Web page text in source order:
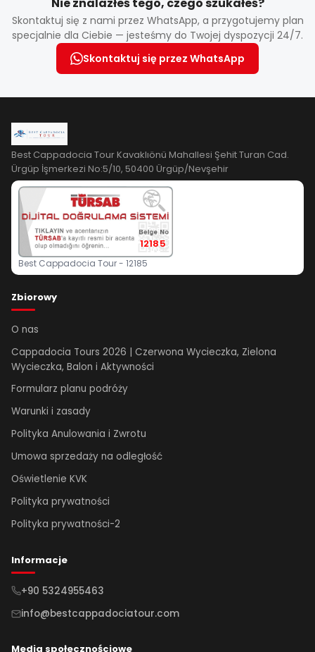
Skontaktuj się z nami przez WhatsApp, a przygotujemy plan
specjalnie dla Ciebie — jesteśmy do Twojej dyspozycji 24/7.
Skontaktuj się przez WhatsApp
Best Cappadocia Tour Kavaklıönü Mahallesi Şehit Turan Cad.
Ürgüp İşmerkezi No:5/10, 50400 Ürgüp/Nevşehir
12185
Best Cappadocia Tour - 12185
Zbiorowy
O nas
Cappadocia Tours 2026 | Czerwona Wycieczka, Zielona
Wycieczka, Balon i Aktywności
Formularz planu podróży
Warunki i zasady
Polityka Anulowania i Zwrotu
Umowa sprzedaży na odległość
Oświetlenie KVK
Polityka prywatności
Polityka prywatności-2
Informacje
+90 5324955463
info@bestcappadociatour.com
Media społecznościowe